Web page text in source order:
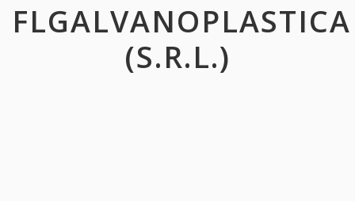
FLGALVANOPLASTICA
(S.R.L.)